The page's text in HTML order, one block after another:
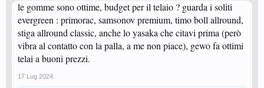
le gomme sono ottime, budget per il telaio ? guarda i soliti
evergreen : primorac, samsonov premium, timo boll allround,
stiga allround classic, anche lo yasaka che citavi prima (però
vibra al contatto con la palla, a me non piace), gewo fa ottimi
telai a buoni prezzi.
17 Lug 2024